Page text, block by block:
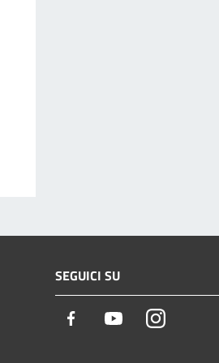
SEGUICI SU
Facebook YoutubeInstagram